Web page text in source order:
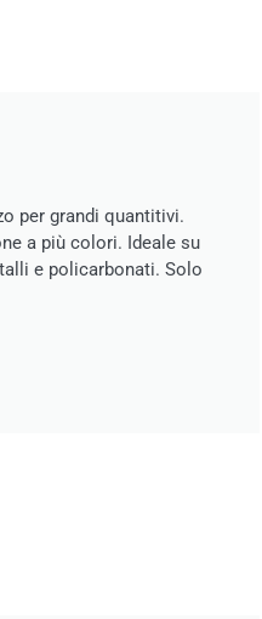
per grandi quantitivi.
a più colori. Ideale su
e policarbonati. Solo